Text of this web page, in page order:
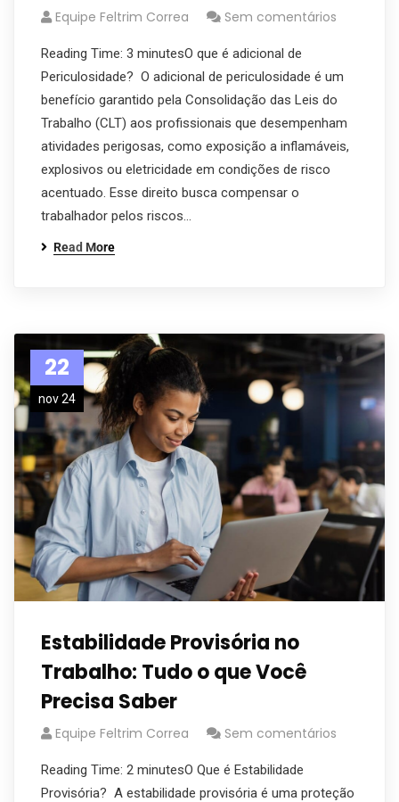
Equipe Feltrim Correa Sem comentários
Reading Time: 3 minutesO que é adicional de
Periculosidade? O adicional de periculosidade é um
benefício garantido pela Consolidação das Leis do
Trabalho (CLT) aos profissionais que desempenham
atividades perigosas, como exposição a inflamáveis,
explosivos ou eletricidade em condições de risco
acentuado. Esse direito busca compensar o
trabalhador pelos riscos…
Read More
22
nov 24
Estabilidade Provisória no
Trabalho: Tudo o que Você
Precisa Saber
Equipe Feltrim Correa Sem comentários
Reading Time: 2 minutesO Que é Estabilidade
Provisória? A estabilidade provisória é uma proteção